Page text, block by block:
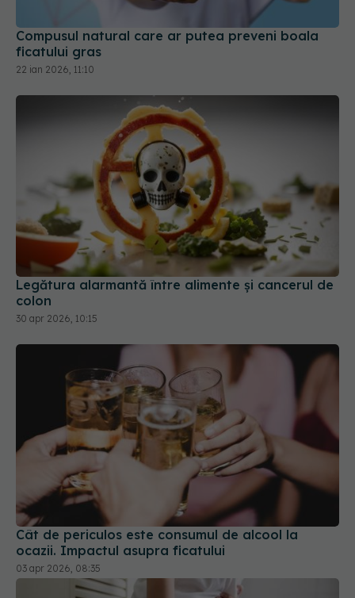
Compusul natural care ar putea preveni boala
ficatului gras
22 ian 2026, 11:10
Legătura alarmantă între alimente și cancerul de
colon
30 apr 2026, 10:15
Cât de periculos este consumul de alcool la
ocazii. Impactul asupra ficatului
03 apr 2026, 08:35